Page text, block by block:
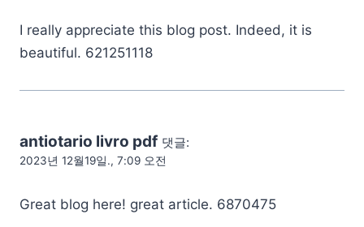
I really appreciate this blog post. Indeed, it is
beautiful. 621251118
antiotario livro pdf 댓글:
2023년 12월19일., 7:09 오전
Great blog here! great article. 6870475